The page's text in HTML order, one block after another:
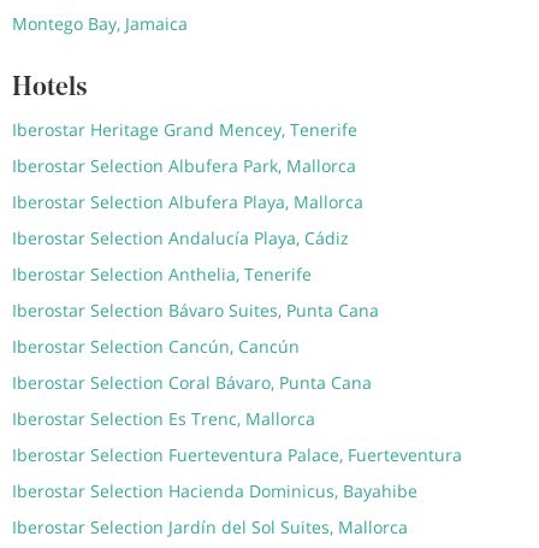
Montego Bay, Jamaica
Hotels
Iberostar Heritage Grand Mencey, Tenerife
Iberostar Selection Albufera Park, Mallorca
Iberostar Selection Albufera Playa, Mallorca
Iberostar Selection Andalucía Playa, Cádiz
Iberostar Selection Anthelia, Tenerife
Iberostar Selection Bávaro Suites, Punta Cana
Iberostar Selection Cancún, Cancún
Iberostar Selection Coral Bávaro, Punta Cana
Iberostar Selection Es Trenc, Mallorca
Iberostar Selection Fuerteventura Palace, Fuerteventura
Iberostar Selection Hacienda Dominicus, Bayahibe
Iberostar Selection Jardín del Sol Suites, Mallorca